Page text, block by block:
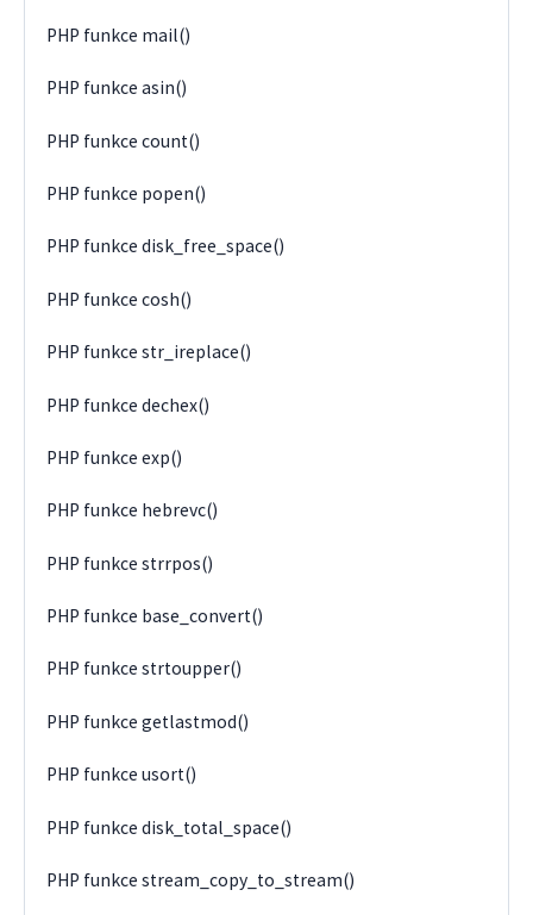
PHP funkce mail()
PHP funkce asin()
PHP funkce count()
PHP funkce popen()
PHP funkce disk_free_space()
PHP funkce cosh()
PHP funkce str_ireplace()
PHP funkce dechex()
PHP funkce exp()
PHP funkce hebrevc()
PHP funkce strrpos()
PHP funkce base_convert()
PHP funkce strtoupper()
PHP funkce getlastmod()
PHP funkce usort()
PHP funkce disk_total_space()
PHP funkce stream_copy_to_stream()